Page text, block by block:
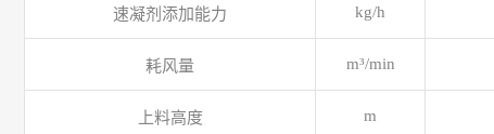
速凝剂添加能力 kg/h
耗风量 m³/min
上料高度 m